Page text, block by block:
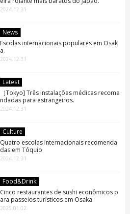
2024.12.31
News
Escolas internacionais populares em Osak
a.
2024.12.31
Latest
［Tokyo] Três instalações médicas recome
ndadas para estrangeiros.
2024.12.31
Culture
Quatro escolas internacionais recomenda
das em Tóquio
2024.12.31
Food&Drink
Cinco restaurantes de sushi econômicos p
ara passeios turísticos em Osaka.
2025.01.02